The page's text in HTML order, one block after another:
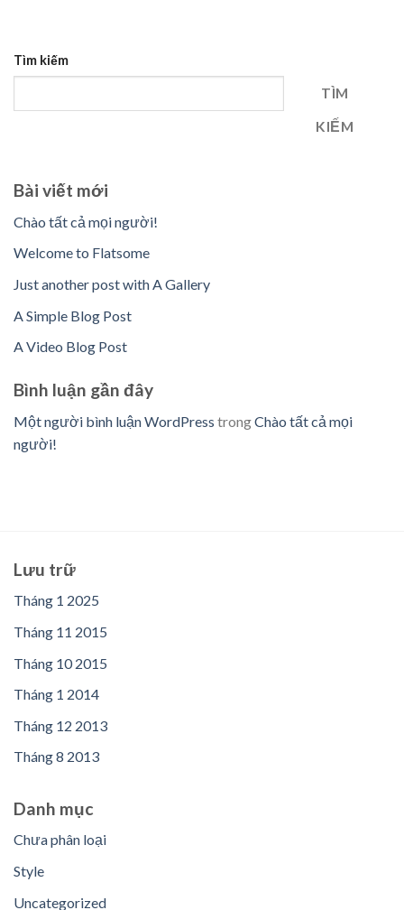
Tìm kiếm
TÌM
KIẾM
Bài viết mới
Chào tất cả mọi người!
Welcome to Flatsome
Just another post with A Gallery
A Simple Blog Post
A Video Blog Post
Bình luận gần đây
Một người bình luận WordPress trongChào tất cả mọi
người!
Lưu trữ
Tháng 1 2025
Tháng 11 2015
Tháng 10 2015
Tháng 1 2014
Tháng 12 2013
Tháng 8 2013
Danh mục
Chưa phân loại
Style
Uncategorized